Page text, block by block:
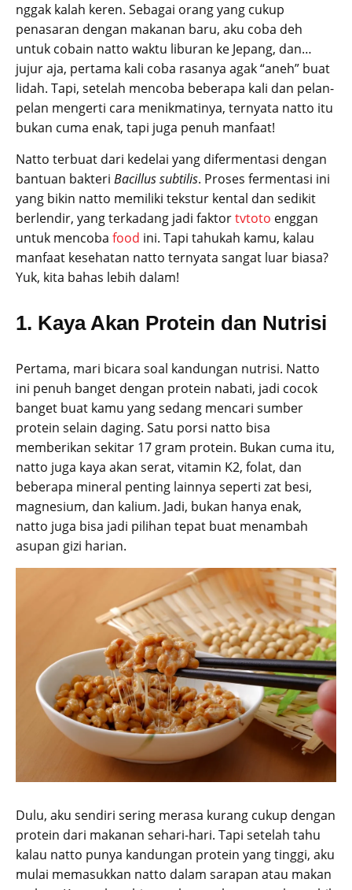
nggak kalah keren. Sebagai orang yang cukup
penasaran dengan makanan baru, aku coba deh
untuk cobain natto waktu liburan ke Jepang, dan…
jujur aja, pertama kali coba rasanya agak “aneh” buat
lidah. Tapi, setelah mencoba beberapa kali dan pelan-
pelan mengerti cara menikmatinya, ternyata natto itu
bukan cuma enak, tapi juga penuh manfaat!
Natto terbuat dari kedelai yang difermentasi dengan
bantuan bakteri Bacillus subtilis. Proses fermentasi ini
yang bikin natto memiliki tekstur kental dan sedikit
berlendir, yang terkadang jadi faktortvtoto enggan
untuk mencoba food ini. Tapi tahukah kamu, kalau
manfaat kesehatan natto ternyata sangat luar biasa?
Yuk, kita bahas lebih dalam!
1. Kaya Akan Protein dan Nutrisi
Pertama, mari bicara soal kandungan nutrisi. Natto
ini penuh banget dengan protein nabati, jadi cocok
banget buat kamu yang sedang mencari sumber
protein selain daging. Satu porsi natto bisa
memberikan sekitar 17 gram protein. Bukan cuma itu,
natto juga kaya akan serat, vitamin K2, folat, dan
beberapa mineral penting lainnya seperti zat besi,
magnesium, dan kalium. Jadi, bukan hanya enak,
natto juga bisa jadi pilihan tepat buat menambah
asupan gizi harian.
Dulu, aku sendiri sering merasa kurang cukup dengan
protein dari makanan sehari-hari. Tapi setelah tahu
kalau natto punya kandungan protein yang tinggi, aku
mulai memasukkan natto dalam sarapan atau makan